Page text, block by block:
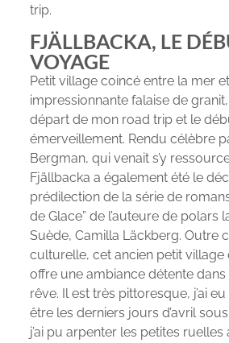
trip.
FJÄLLBACKA, LE
VOYAGE
Petit village coincé entre la mer
impressionnante falaise de
départ de mon road trip et le
émerveillement. Rendu célèbre
Bergman, qui venait s’y
Fjällbacka a également été le
prédilection de la série de
de Glace” de l’auteure de polars
Suède, Camilla Läckberg. Outre
culturelle, cet ancien petit village
offre une ambiance détente
rêve. Il est très pittoresque, j’ai
être les derniers jours d’avril
j’ai pu arpenter les petites